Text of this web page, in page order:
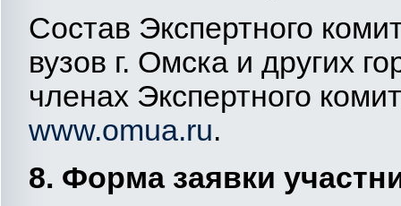
Состав Экспертного
вузов г. Омска и других
членах Экспертного
www.omuа.ru.
8. Форма заявки